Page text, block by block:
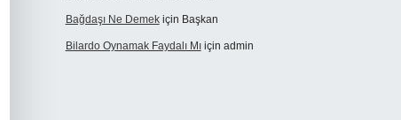
Bağdaşı Ne Demekiçin Başkan
Bilardo Oynamak Faydalı Mıiçin admin